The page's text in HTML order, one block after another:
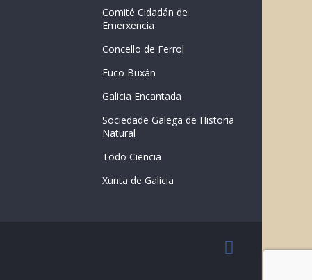
Comité Cidadán de
Emerxencia
Concello de Ferrol
Fuco Buxán
Galicia Encantada
Sociedade Galega de Historia
Natural
Todo Ciencia
Xunta de Galicia